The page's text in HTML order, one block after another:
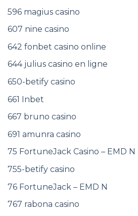
596 magius casino
607 nine casino
642 fonbet casino online
644 julius casino en ligne
650-betify casino
661 Inbet
667 bruno casino
691 amunra casino
75 FortuneJack Casino – EMD N
755-betify casino
76 FortuneJack – EMD N
767 rabona casino